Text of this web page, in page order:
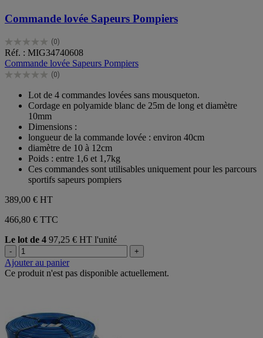
Commande lovée Sapeurs Pompiers
(0)
0.0
sur
5
étoiles.
Réf. : MIG34740608
Commande lovée Sapeurs Pompiers
(0)
0.0
étoiles.
Lot de 4 commandes lovées sans mousqueton.
Cordage en polyamide blanc de 25m de long et diamètre
10mm
Dimensions :
longueur de la commande lovée : environ 40cm
diamètre de 10 à 12cm
Poids : entre 1,6 et 1,7kg
Ces commandes sont utilisables uniquement pour les parcours
sportifs sapeurs pompiers
389,00 € HT
466,80 € TTC
Le lot de 4 97,25 € HT l'unité
- +
Ajouter au panier
Ce produit n'est pas disponible actuellement.